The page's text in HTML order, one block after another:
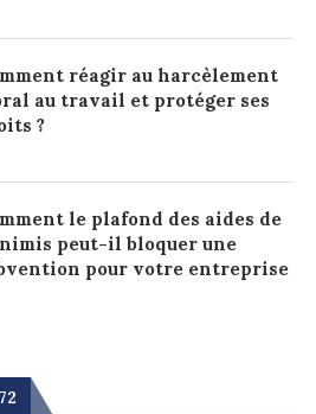
réagir au harcèlement
au travail et protéger ses
?
le plafond des aides de
peut-il bloquer une
pour votre entreprise